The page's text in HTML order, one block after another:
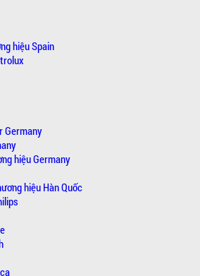
hiệu Spain
Germany
hiệu Germany
hiệu Hàn Quốc